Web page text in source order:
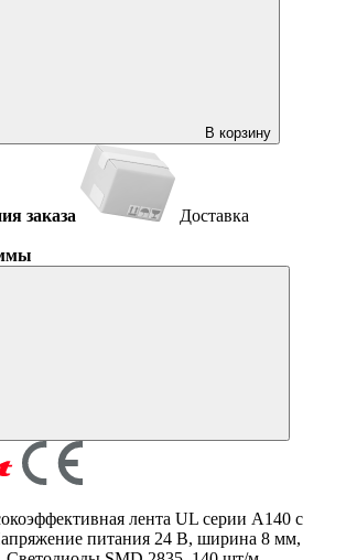
В корзину
заказа
Доставка
лента UL серии A140 с
питания 24 В, ширина 8 мм,